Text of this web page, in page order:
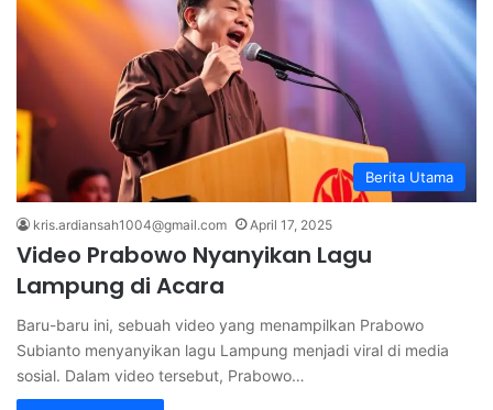
Berita Utama
kris.ardiansah1004@gmail.com April 17, 2025
Video Prabowo Nyanyikan Lagu
Lampung di Acara
Baru-baru ini, sebuah video yang menampilkan Prabowo
Subianto menyanyikan lagu Lampung menjadi viral di media
sosial. Dalam video tersebut, Prabowo…